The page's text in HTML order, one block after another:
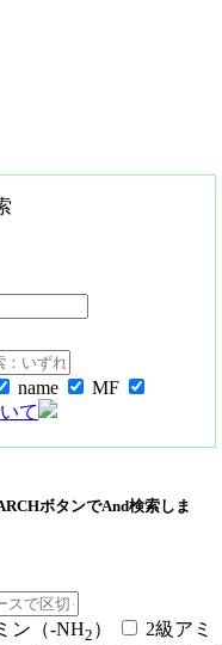
name
MF
て
ボタンでAnd検索しま
ン（-NH2 ）
2級アミ